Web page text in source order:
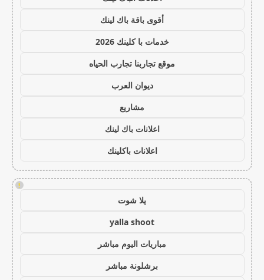
أقوى باقة باك لينك
خدمات با كلينك 2026
موقع تجاربنا تجارب الحياه
ديوان العرب
مشاريع
اعلانات باك لينك
اعلانات باكلينك
!
يلا شوت
yalla shoot
مباريات اليوم مباشر
برشلونة مباشر